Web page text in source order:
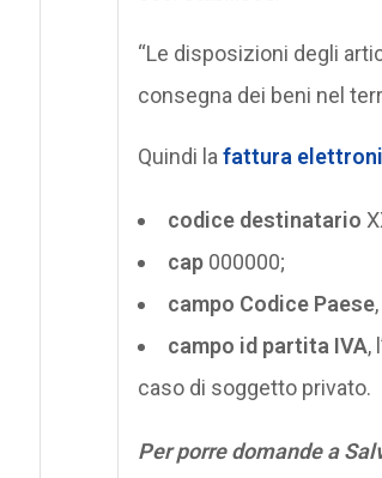
“Le disposizioni degli
consegna dei beni nel
Quindi la fattura
codice destinatario
cap000000;
campo Codice Paese
campo id partita IVA,
caso di soggetto privato.
Per porre domande a